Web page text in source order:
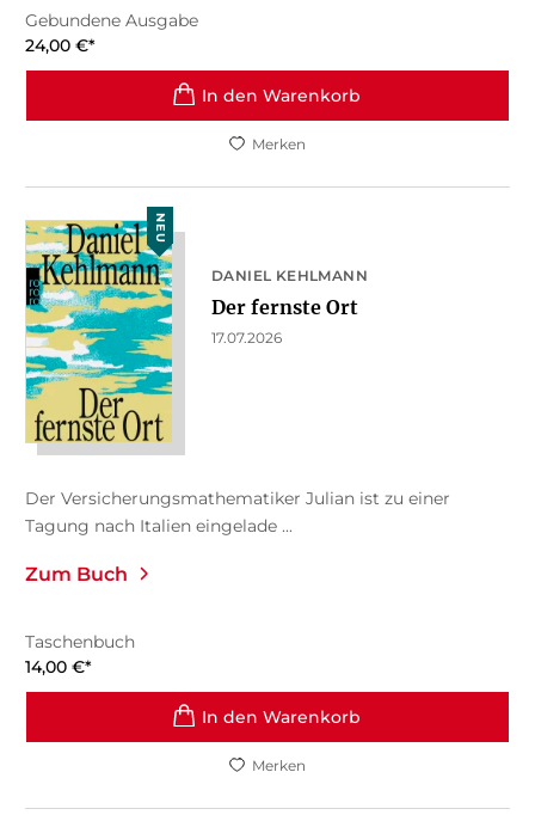
Gebundene Ausgabe
24,00 €*
In den Warenkorb
Merken
NEU
DANIEL KEHLMANN
Der fernste Ort
17.07.2026
Der Versicherungsmathematiker Julian ist zu einer
Tagung nach Italien eingelade ...
Zum Buch
Taschenbuch
14,00 €*
In den Warenkorb
Merken